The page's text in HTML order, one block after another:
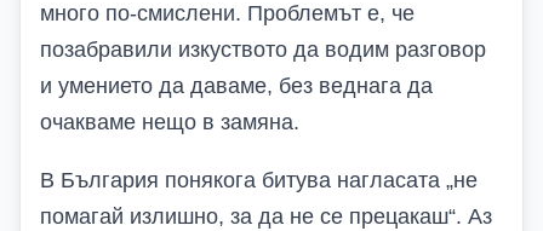
много по-смислени. Проблемът е, че
позабравили изкуството да водим разговор
и умението да даваме, без веднага да
очакваме нещо в замяна.
В България понякога битува нагласата „не
помагай излишно, за да не се прецакаш“. Аз